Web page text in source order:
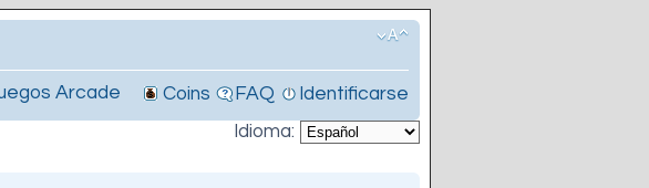
Arcade Coins FAQ
Identificarse
Idioma: